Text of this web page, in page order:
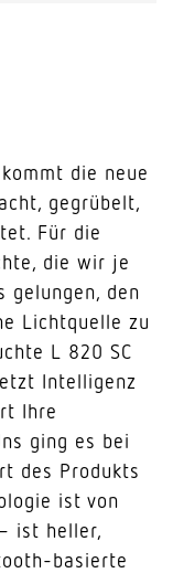
die neue
gegrübelt,
Für die
die wir je
gelungen, den
Lichtquelle zu
L 820 SC
Intelligenz
Ihre
ging es bei
des Produkts
ist von
ist heller,
basierte